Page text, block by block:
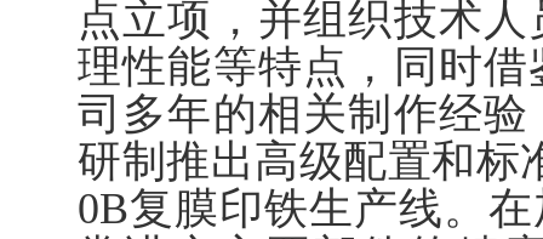
点立项，并组织技术
理性能等特点，同时
司多年的相关制作经
研制推出高级配置和
0B复膜印铁生产线。